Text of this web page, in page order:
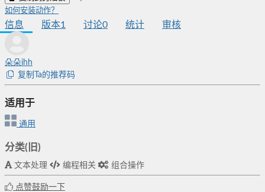
如何安装动作？
信息 版本1 讨论0 统计 审核
朵朵ihh
复制Ta的推荐码
适用于
通用
分类(旧)
文本处理 编程相关 组合操作
点赞鼓励一下